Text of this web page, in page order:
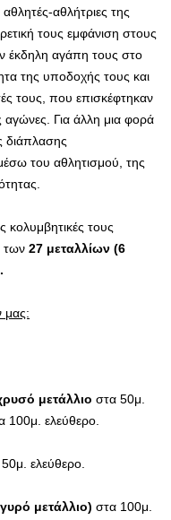
αθλήτριες της
τους εμφάνιση στους
έκδηλη αγάπη τους στο
της υποδοχής τους και
τους, που επισκέφτηκαν
αγώνες. Για άλλη μια φορά
διάπλασης
του αθλητισμού, της
κολυμβητικές τους
των 27 μεταλλίων (6
μας:
μετάλλιο στα 50μ.
100μ. ελεύθερο.
ελεύθερο.
μετάλλιο) στα 100μ.